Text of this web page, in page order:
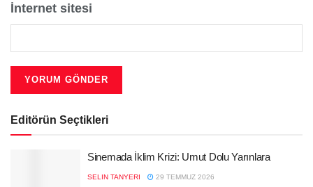
İnternet sitesi
Editörün Seçtikleri
Sinemada İklim Krizi: Umut Dolu Yarınlara
SELIN TANYERI 29 TEMMUZ 2026